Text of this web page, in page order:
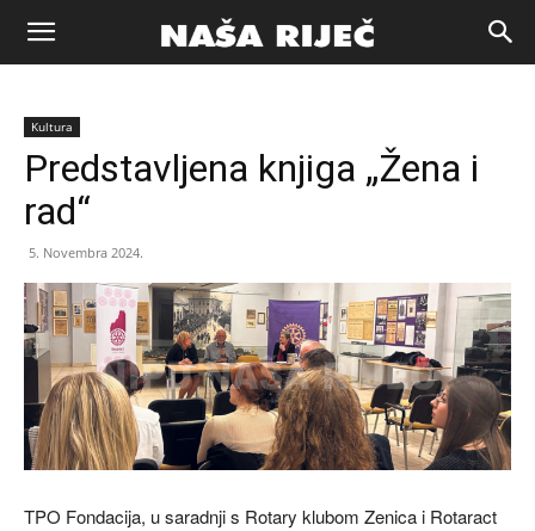
Naša
riječ
Kultura
Predstavljena knjiga „Žena i
rad“
5. Novembra 2024.
TPO Fondacija, u saradnji s Rotary klubom Zenica i Rotaract